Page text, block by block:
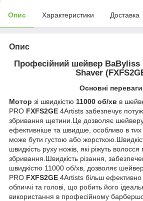
Опис Характеристики Доставка
Опис
Професійний шейвер BaByliss
Shaver
Основні
Мотор зі швидкістю 11000 об/хв в
PRO FXFS2GE 4Artists забезпечує
збривання щетини.Це дозволяє
ефективніше та швидше, особливо в
може бути густою або
швидкість руху ножів, які ріжуть волосся
збривання.Швидкість різання,
швидкістю 11000 об/хв, дозволяє
PRO FXFS2GE 4Artists більш
обличчі та голові, що робить його
використання в професійному